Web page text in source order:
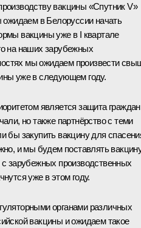
вакцины «Спутник V»
ожидаем в Белоруссии начать
вакцины уже в I квартале
на наших зарубежных
мы ожидаем произвести
уже в следующем году.
является защита граждан
но также партнёрство с теми
бы закупить вакцину для
и мы будем поставлять
зарубежных производственных
уже в этом году.
органами различных
вакцины и ожидаем такое